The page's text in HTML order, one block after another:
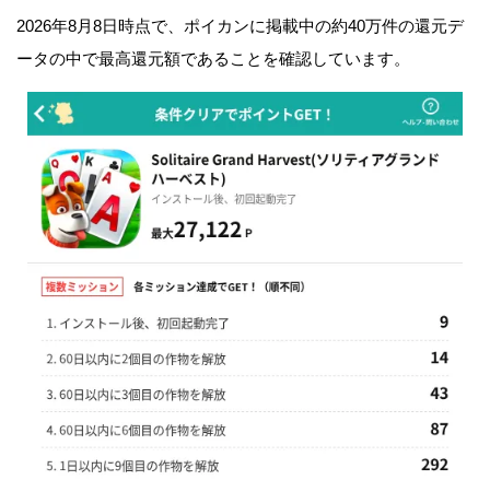
2026年8月8日時点で、ポイカンに掲載中の約40万件の還元デ
ータの中で最高還元額であることを確認しています。